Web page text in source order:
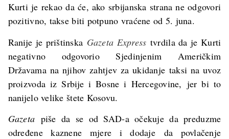
Kurti je rekao da će, ako srbijanska strana ne odgovori
pozitivno, takse biti potpuno vraćene od 5. juna.
Ranije je prištinska Gazeta Express tvrdila da je Kurti
negativno odgovorio Sjedinjenim Američkim
Državama na njihov zahtjev za ukidanje taksi na uvoz
proizvoda iz Srbije i Bosne i Hercegovine, jer bi to
nanijelo velike štete Kosovu.
Gazeta piše da se od SAD-a očekuje da preduzme
određene kaznene mjere i dodaje da povlačenje